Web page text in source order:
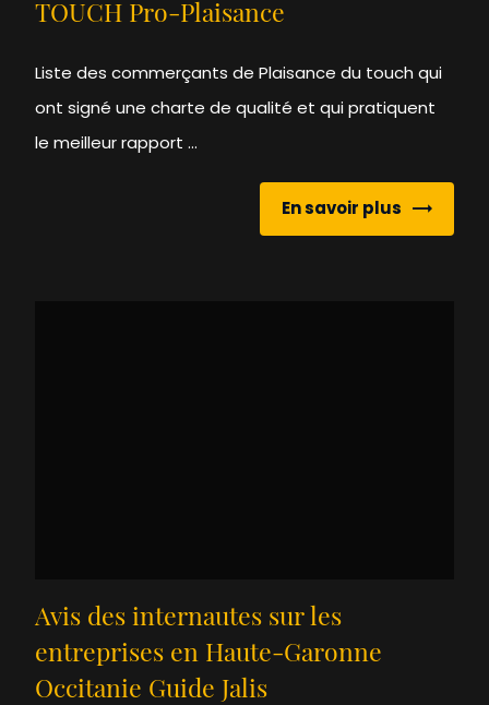
TOUCH Pro-Plaisance
Liste des commerçants de Plaisance du touch qui
ont signé une charte de qualité et qui pratiquent
le meilleur rapport ...
En savoir plus
Avis des internautes sur les
entreprises en Haute-Garonne
Occitanie Guide Jalis